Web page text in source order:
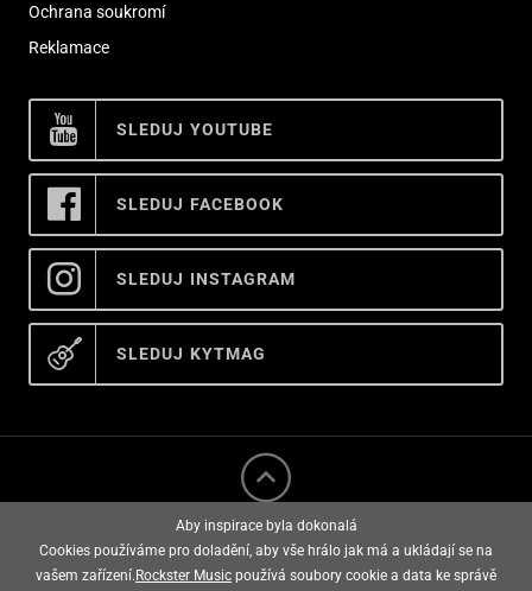
Ochrana soukromí
Reklamace
SLEDUJ YOUTUBE
SLEDUJ FACEBOOK
SLEDUJ INSTAGRAM
SLEDUJ KYTMAG
Aby inspirace byla dokonalá
Cookies používáme pro doladění, aby vše hrálo jak má a ukládají se na
vašem zařízení. Rockster Music používá soubory cookie a data ke správě